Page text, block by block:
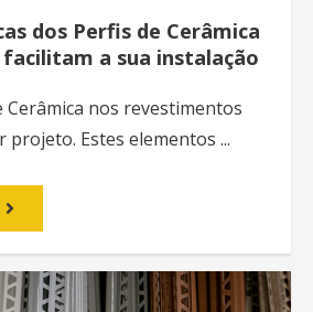
dos Perfis de Cerâmica
facilitam a sua instalação
Cerâmica nos revestimentos
projeto. Estes elementos ...